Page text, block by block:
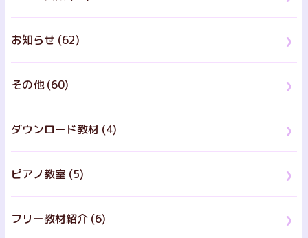
お知らせ (62)
その他 (60)
ダウンロード教材 (4)
ピアノ教室 (5)
フリー教材紹介 (6)